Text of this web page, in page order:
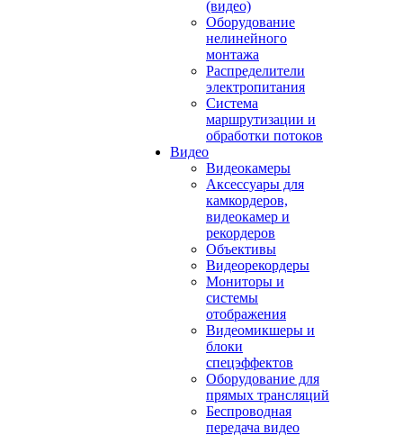
(видео)
Оборудование
нелинейного
монтажа
Распределители
электропитания
Система
маршрутизации и
обработки потоков
Видео
Видеокамеры
Аксессуары для
камкордеров,
видеокамер и
рекордеров
Объективы
Видеорекордеры
Мониторы и
системы
отображения
Видеомикшеры и
блоки
спецэффектов
Оборудование для
прямых трансляций
Беспроводная
передача видео